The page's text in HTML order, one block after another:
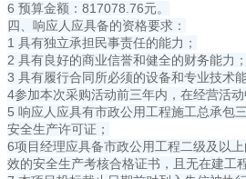
6 预算金额：817078.76元。
四、响应人应具备的资格要求：
1 具有独立承担民事责任的能力；
2 具有良好的商业信誉和健全的财务能力；
3 具有履行合同所必须的设备和专业技术能
4参加本次采购活动前三年内，在经营活
5 响应人应具有市政公用工程施工总承包
安全生产许可证；
6项目经理应具备市政公用工程二级及以
效的安全生产考核合格证书，且无在建工